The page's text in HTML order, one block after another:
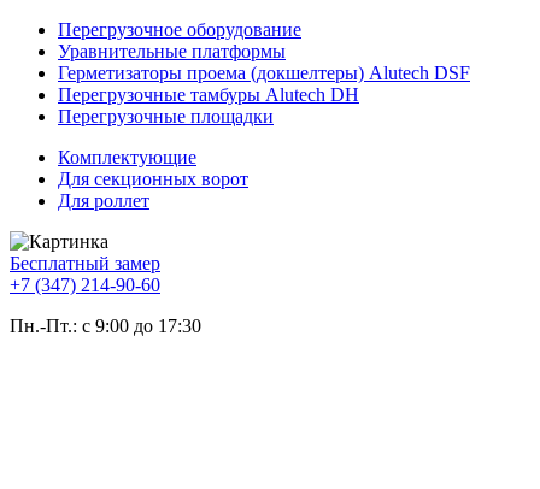
Перегрузочное оборудование
Уравнительные платформы
Герметизаторы проема (докшелтеры) Alutech DSF
Перегрузочные тамбуры Alutech DH
Перегрузочные площадки
Комплектующие
Для секционных ворот
Для роллет
Бесплатный замер
+7 (347) 214-90-60
Пн.-Пт.: с 9:00 до 17:30